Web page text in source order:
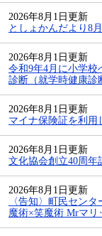
2026年8月1日更新
としょかんだより8
2026年8月1日更新
令和9年4月に小学
診断（就学時健康診
2026年8月1日更新
マイナ保険証を利用
2026年8月1日更新
文化協会創立40周年
2026年8月1日更新
〈告知〉町民セン
魔術×笑魔術 Mrマリ